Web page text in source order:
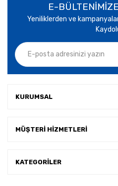
E-BÜLTENİMİZE
Yeniliklerden ve
KURUMSAL
MÜŞTERİ HİZMETLERİ
KATEGORİLER